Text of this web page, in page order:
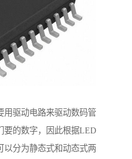
用驱动电路来驱动数码管
要的数字，因此根据LED
以分为静态式和动态式两